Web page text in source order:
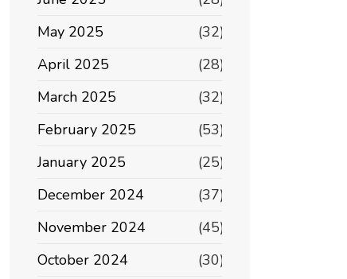
May 2025
(32)
April 2025
(28)
March 2025
(32)
February 2025
(53)
January 2025
(25)
December 2024
(37)
November 2024
(45)
October 2024
(30)